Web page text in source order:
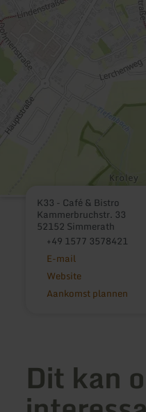
K33 - Café & Bistro
Kammerbruchstr. 33
52152 Simmerath
+49 1577 3578421
E-mail
Website
Aankomst plannen
Dit kan